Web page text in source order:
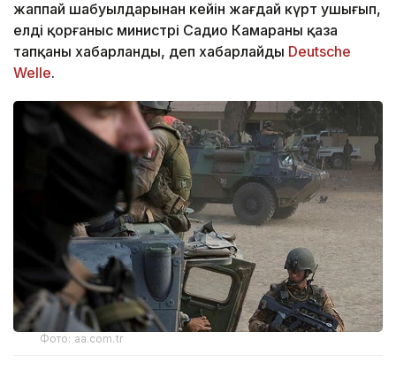
жаппай шабуылдарынан кейін жағдай күрт ушығып,
елдің қорғаныс министрі Садио Камараның қаза
тапқаны хабарланды, деп хабарлайды Deutsche
Welle.
Фото: aa.com.tr